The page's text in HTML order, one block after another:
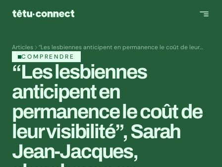
Articles
“Les lesbiennes anticipent en permanence le coût de leur
visibilité”, Sarah Jean-Jacques, chercheuse en sociologie et
géographie sociale
COMPRENDRE
“Les lesbiennes
anticipent en
permanence le coût de
leur visibilité”, Sarah
Jean-Jacques,